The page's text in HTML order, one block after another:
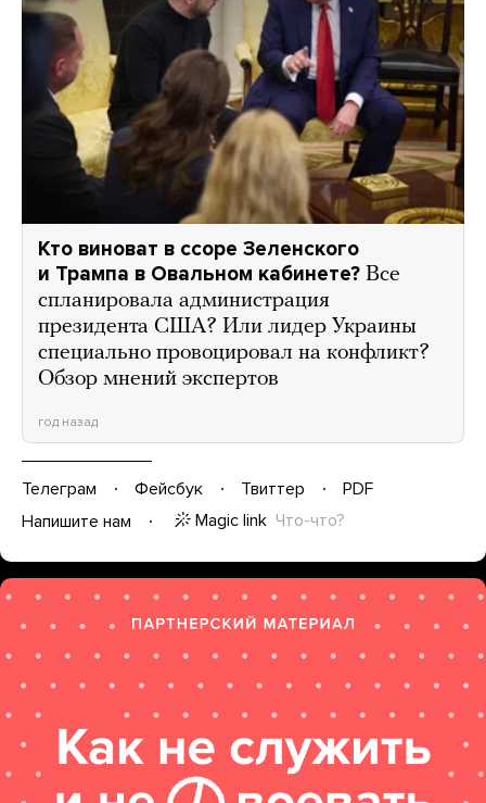
Кто виноват в ссоре Зеленского
и Трампа в Овальном кабинете? Все
спланировала администрация
президента США? Или лидер Украины
специально провоцировал на конфликт?
Обзор мнений экспертов
год назад
Телеграм Фейсбук Твиттер
PDF
Напишите нам
Magic link Что-что?